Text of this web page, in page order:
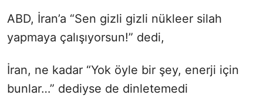
ABD, İran’a “Sen gizli gizli nükleer silah
yapmaya çalışıyorsun!” dedi,
İran, ne kadar “Yok öyle bir şey, enerji için
bunlar…” dediyse de dinletemedi